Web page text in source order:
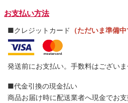
お支払い方法
■クレジットカード （ただいま準備中
発送前にお支払い。手数料はございま
■代金引換の現金払い
商品お届け時に配送業者へ現金でお支